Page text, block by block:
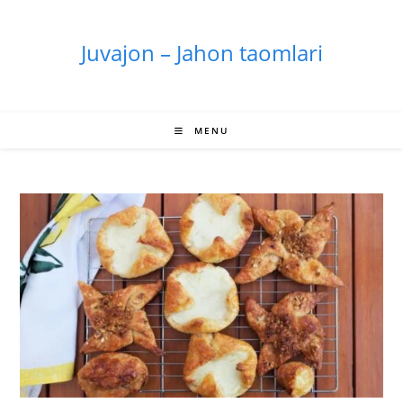
Juvajon – Jahon taomlari
MENU